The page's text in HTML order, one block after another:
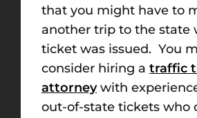
that you might have to
another trip to the state
ticket was issued. You
consider hiring a traffic
attorneywith
out-of-state tickets who